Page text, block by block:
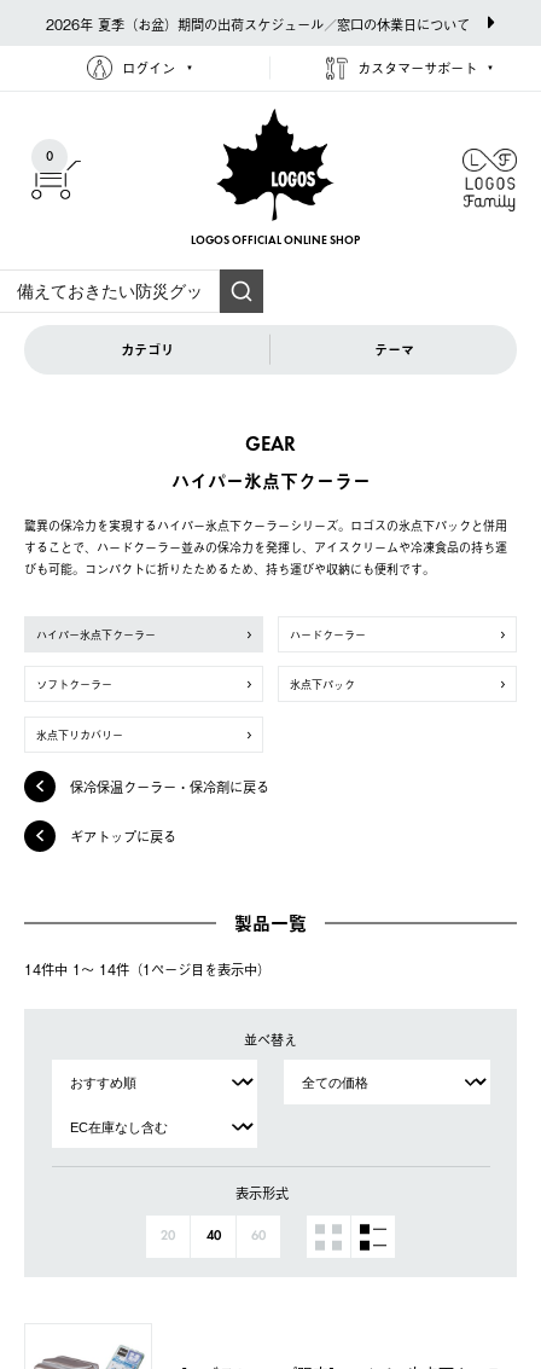
2026年 夏季（お盆）期間の出荷スケジュール／窓口の休業日について
ログイン カスタマーサポート
0
LOGOS OFFICIAL ONLINE SHOP
カテゴリ テーマ
GEAR
ハイパー氷点下クーラー
驚異の保冷力を実現するハイパー氷点下クーラーシリーズ。ロゴスの氷点下パックと併用
することで、ハードクーラー並みの保冷力を発揮し、アイスクリームや冷凍食品の持ち運
びも可能。コンパクトに折りたためるため、持ち運びや収納にも便利です。
ハイパー氷点下クーラー ハードクーラー
ソフトクーラー 氷点下パック
氷点下リカバリー
保冷保温クーラー・保冷剤に戻る
ギアトップに戻る
製品一覧
14件中 1〜 14件（1ページ⽬を表⽰中）
並べ替え
表示形式
20 40 60